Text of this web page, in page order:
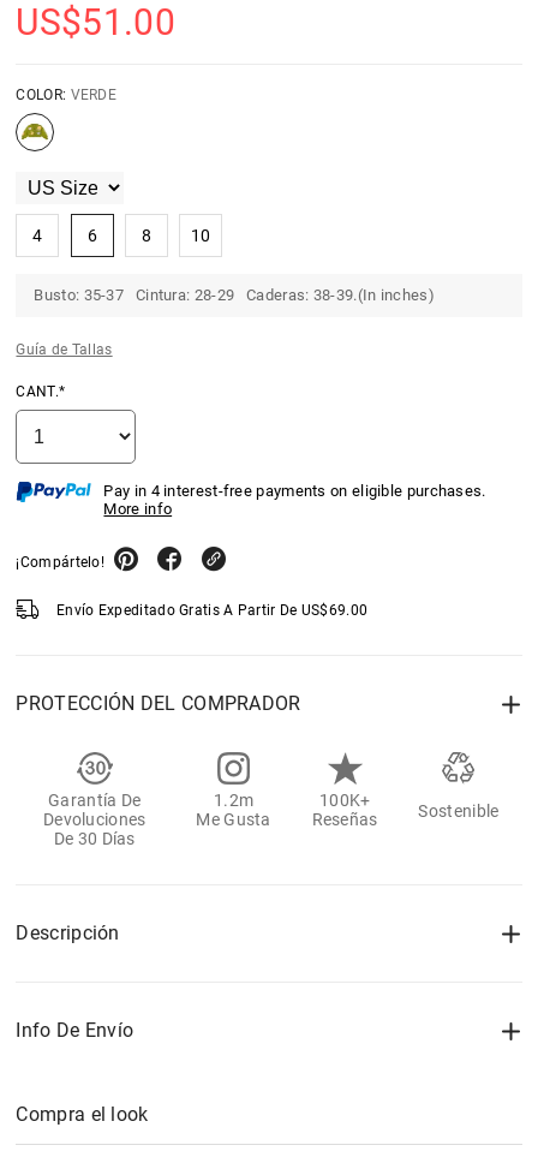
US$51.00
COLOR: VERDE
4 6 8 10
Busto: 35-37 Cintura: 28-29 Caderas: 38-39.(In inches)
Guía de Tallas
CANT.*
Pay in 4 interest-free payments on eligible purchases.
More info
¡Compártelo!
Envío Expeditado Gratis A Partir De US$69.00
PROTECCIÓN DEL COMPRADOR
Garantía De
Devoluciones
De 30 Días
1.2m
Me Gusta
100K+
Reseñas
Sostenible
Descripción
Info De Envío
Compra el look